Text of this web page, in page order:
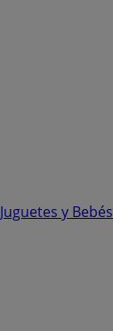
Juguetes y Bebés